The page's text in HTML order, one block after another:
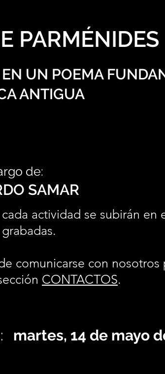
PARMÉNIDES
UN POEMA
ANTIGUA
de:
SAMAR
actividad se subirán en
comunicarse con nosotros
CONTACTOS.
martes, 14 de mayo